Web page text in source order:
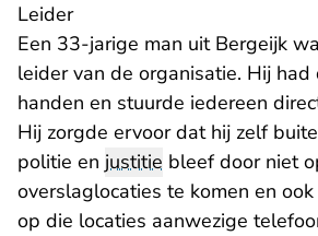
Leider
Een 33-jarige man uit Bergeijk
leider van de organisatie. Hij
handen en stuurde iedereen
Hij zorgde ervoor dat hij zelf
politie en justitie bleef door niet
overslaglocaties te komen en
op die locaties aanwezige